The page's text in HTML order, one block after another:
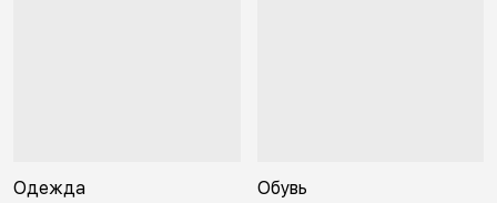
Одежда Обувь